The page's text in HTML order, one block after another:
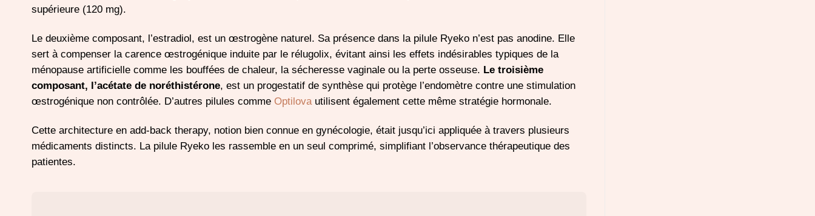
supérieure (120 mg).
Le deuxième composant, l’estradiol, est un œstrogène naturel. Sa présence dans la pilule Ryeko n’est pas anodine. Elle
sert à compenser la carence œstrogénique induite par le rélugolix, évitant ainsi les effets indésirables typiques de la
ménopause artificielle comme les bouffées de chaleur, la sécheresse vaginale ou la perte osseuse. Le troisième
composant, l’acétate de noréthistérone, est un progestatif de synthèse qui protège l’endomètre contre une stimulation
œstrogénique non contrôlée. D’autres pilules comme Optilova utilisent également cette même stratégie hormonale.
Cette architecture en add-back therapy, notion bien connue en gynécologie, était jusqu’ici appliquée à travers plusieurs
médicaments distincts. La pilule Ryeko les rassemble en un seul comprimé, simplifiant l’observance thérapeutique des
patientes.